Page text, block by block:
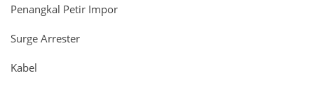
Penangkal Petir Impor
Surge Arrester
Kabel